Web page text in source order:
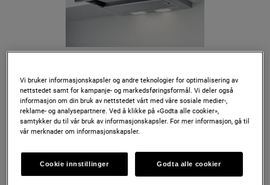
Trykk for å zoome
ZFP216S
Vi bruker informasjonskapsler og andre teknologier for optimalisering av
nettstedet samt for kampanje- og markedsføringsformål. Vi deler også
informasjon om din bruk av nettstedet vårt med våre sosiale medier-,
reklame- og analysepartnere. Ved å klikke på «Godta alle cookier»,
samtykker du til vår bruk av informasjonskapsler. For mer informasjon, gå til
vår merknader om informasjonskapsler.
Cookie innstillinger Godta alle cookier